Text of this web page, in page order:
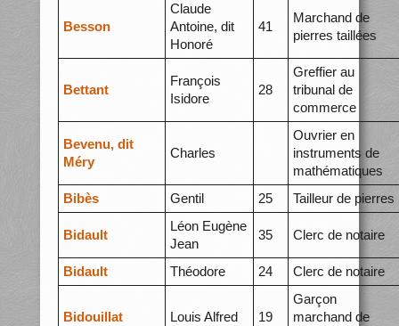
Besson
Claude
Antoine, dit
Honoré
41
Marchand de
pierres taillées
Bettant
François
Isidore
28
Greffier au
tribunal de
commerce
Bevenu, dit
Méry
Charles
Ouvrier en
instruments de
mathématiques
Bibès
Gentil 25 Tailleur de pierres
Bidault
Léon Eugène
Jean
35 Clerc de notaire
Bidault Théodore 24 Clerc de notaire
Bidouillat Louis Alfred 19
Garçon
marchand de